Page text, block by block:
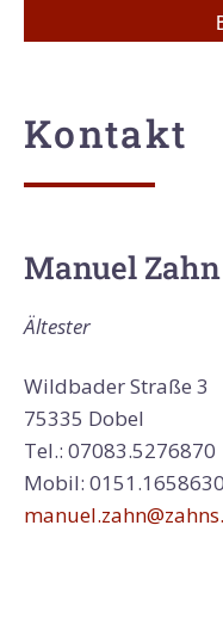
Kontakt
Manuel Zahn
Ältester
Wildbader Straße 3
75335 Dobel
Tel.: 07083.5276870
Mobil: